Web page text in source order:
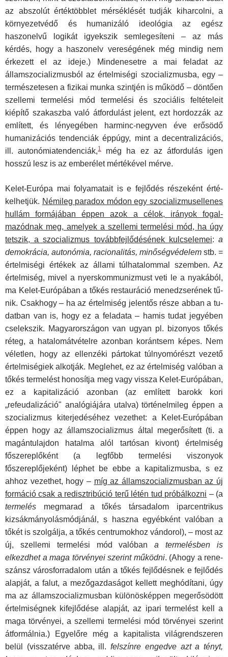
az abszolút érték­többlet mérséklését tudják kiharcolni, a
környezetvédő és hu­manizáló ideológia az egész
haszonelvű logikát igyekszik semlegesíteni – az más
kérdés, hogy a haszonelv vereségé­nek még mindig nem
érkezett el az ideje.) Mindenesetre a mai feladat az
államszocializmusból az értelmiségi szocializmus­ba, egy –
természetesen a fizikai munka szintjén is működő – döntően
szellemi termelési mód termelési és szociális feltéte­leit
kiépítő szakaszba való átfordulást jelent, ezt hordozzák az
említett, és lényegében harminc-negyven éve erősödő
humanizációs tendenciák éppúgy, mint a decentralizációs,
ill. autonómiatendenciák,1még ha ez az átfordulás igen
hosszú lesz is az emberélet mértékével mérve.
Kelet-Európa mai folyamatait is e fejlődés részeként érté­
kelhetjük. Némileg paradox módon egy szocializmuselle­nes
hullám formájában éppen azok a célok, irányok fogal­
mazódnak meg, amelyek a szellemi termelési mód, ha úgy
tetszik, a szocializmus továbbfejlődésének kulcselemei:a
demokrácia, autonómia, racionalitás, minőségvédelem stb. =
értelmiségi értékek az állami túlhatalommal szemben. Az
értelmiség, mivel a nyerskommunizmust veti le a nyakából,
ma Kelet-Európában a tőkés restauráció menedzserének tű­
nik. Csakhogy – ha az értelmiség jelentős része abban a tu­
datban van is, hogy ez a feladata – hamis tudat jegyében
cse­lekszik. Magyarországon van ugyan pl. bizonyos tőkés
réteg, a hatalomátvételre azonban korántsem képes. Nem
véletlen, hogy az ellenzéki pártokat túlnyomórészt vezető
értelmisé­giek alkotják. Meglehet, ez az értelmiség valóban a
tőkés ter­melést honosítja meg vagy vissza Kelet-Európában,
ez a kapitalizáció azonban (az említett barokk kori
„refeudalizáció" analógiájára utalva) történelmileg éppen a
szocializmus kiter­jedéséhez vezethet: a Kelet-Európában
éppen hogy az állam­szocializmus által megerősített (ti. a
magántulajdon hatalma alól tartósan kivont) értelmiség
főszereplőként (a legfőbb ter­melési viszonyok
főszereplőjeként) léphet be ebbe a kapitaliz­musba, s ez
ahhoz vezethet, hogy – míg az államszocializ­musban az új
formáció csak a redisztribúció terű létén tud próbálkozni – (a
termelés megmarad a tőkés társadalom iparcentrikus
kizsákmányolásmódjánál, s haszna egyébként valóban a
tőkét is szolgálja, a tőkés centrumokhoz vándorol), – most az
új, szellemi termelési mód valóbana termelésben is
elkezdhet a maga törvényei szerint működni. (Ahogy a rene­
szánsz városforradalom után a tőkés fejlődésnek e fejlődés
alapját, a falut, a mezőgazdaságot kellett meghódítani, úgy
ma az államszocializmusban különösképpen megerősödött
értelmiségnek kifejlődése alapját, az ipari termelést kell a
maga törvényei, a szellemi termelési mód törvényei szerint
át­formálnia.) Egyelőre még a kapitalista világrendszeren
belül (visszatérve abba, ill. felszínre engedve azt a tényt,